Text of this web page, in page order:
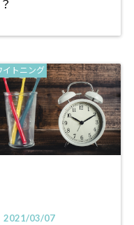
イトニング
2021/03/07